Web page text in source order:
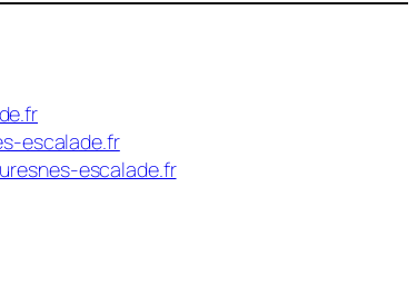
escalade.fr
escalade.fr